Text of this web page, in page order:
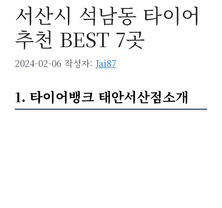
서산시 석남동 타이어
추천 BEST 7곳
2024-02-06 작성자: Jai87
1. 타이어뱅크 태안서산점소개